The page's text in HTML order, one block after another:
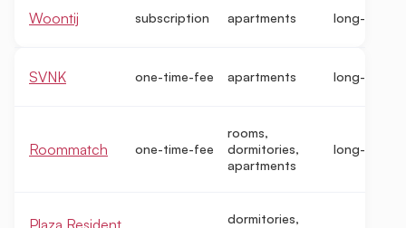
Woontij subscription apartments long-term
SVNK one-time-fee apartments long-term
Roommatch one-time-fee
rooms,
dormitories,
apartments
long-term
dormitories,